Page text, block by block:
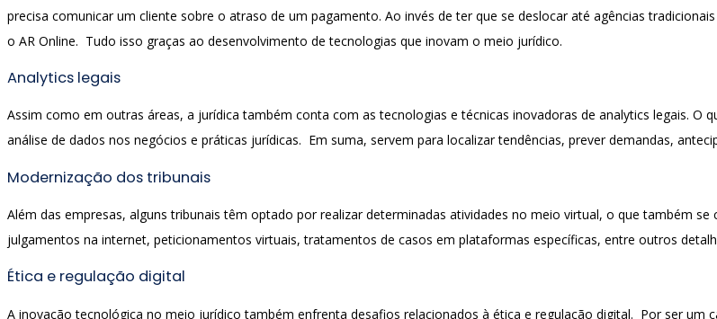
precisa comunicar um cliente sobre o atraso de um pagamento. Ao invés de ter que se deslocar até agências
o AR Online. Tudo isso graças ao desenvolvimento de tecnologias que inovam o meio jurídico.
Analytics legais
Assim como em outras áreas, a jurídica também conta com as tecnologias e técnicas inovadoras de analytics legais.
análise de dados nos negócios e práticas jurídicas. Em suma, servem para localizar tendências, prever demandas,
Modernização dos tribunais
Além das empresas, alguns tribunais têm optado por realizar determinadas atividades no meio virtual, o que também
julgamentos na internet, peticionamentos virtuais, tratamentos de casos em plataformas específicas, entre outros
Ética e regulação digital
A inovação tecnológica no meio jurídico também enfrenta desafios relacionados à ética e regulação digital. Por ser um